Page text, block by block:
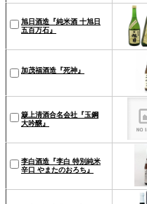
旭日酒造『純米酒 十旭日
五百万石』
加茂福酒造『死神』
簸上清酒合名会社『玉鋼
大吟醸』
李白酒造『李白 特別純米
辛口 やまたのおろち』